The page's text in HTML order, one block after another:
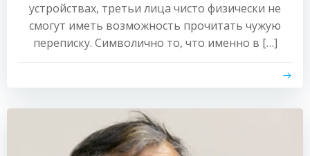
устройствах, третьи лица чисто физически не
смогут иметь возможность прочитать чужую
переписку. Символично то, что именно в […]